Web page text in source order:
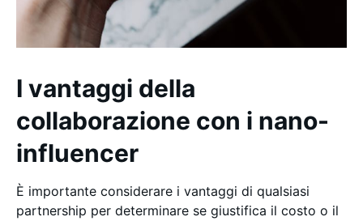
I vantaggi della
collaborazione con i nano-
influencer
È importante considerare i vantaggi di qualsiasi
partnership per determinare se giustifica il costo o il